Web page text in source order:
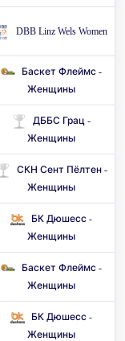
DBB Linz Wels Women
Баскет Флеймс -
Женщины
ДББС Грац -
Женщины
СКН Сент Пёлтен -
Женщины
БК Дюшесс -
Женщины
Баскет Флеймс -
Женщины
БК Дюшесс -
Женщины